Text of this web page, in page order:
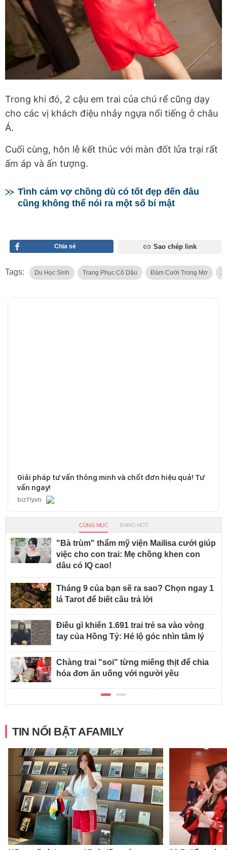
Trong khi đó, 2 cậu em trai của chú rể cũng dạy
cho các vị khách điệu nhảy ngựa nổi tiếng ở châu
Á.
Cuối cùng, hôn lễ kết thúc với màn đốt lửa trại rất
ấm áp và ấn tượng.
Tình cảm vợ chồng dù có tốt đẹp đến đâu
cũng không thể nói ra một số bí mật
Chia sẻ Sao chép link
Tags: Du Học Sinh Trang Phục Cô Dâu Đám Cưới Trong Mơ
Giải pháp tư vấn thông minh và chốt đơn hiệu quả! Tư
vấn ngay!
bizfly.vn
CÙNG MỤC ĐANG HOT
"Bà trùm" thẩm mỹ viện Mailisa cưới giúp
việc cho con trai: Mẹ chồng khen con
dâu có IQ cao!
Tháng 9 của bạn sẽ ra sao? Chọn ngay 1
lá Tarot để biết câu trả lời
Điều gì khiến 1.691 trai trẻ sa vào vòng
tay của Hồng Tỷ: Hé lộ góc nhìn tâm lý
Chàng trai "soi" từng miếng thịt để chia
hóa đơn ăn uống với người yêu
TIN NỔI BẬT AFAMILY